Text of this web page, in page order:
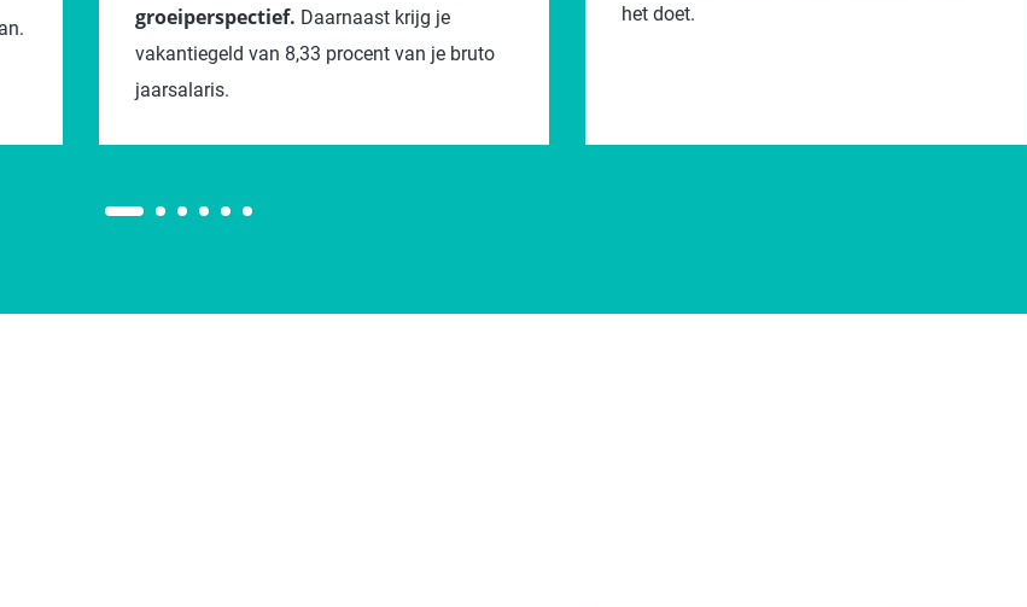
groeiperspectief. Daarnaast krijg je
vakantiegeld van 8,33 procent van je bruto
jaarsalaris.
het doet.